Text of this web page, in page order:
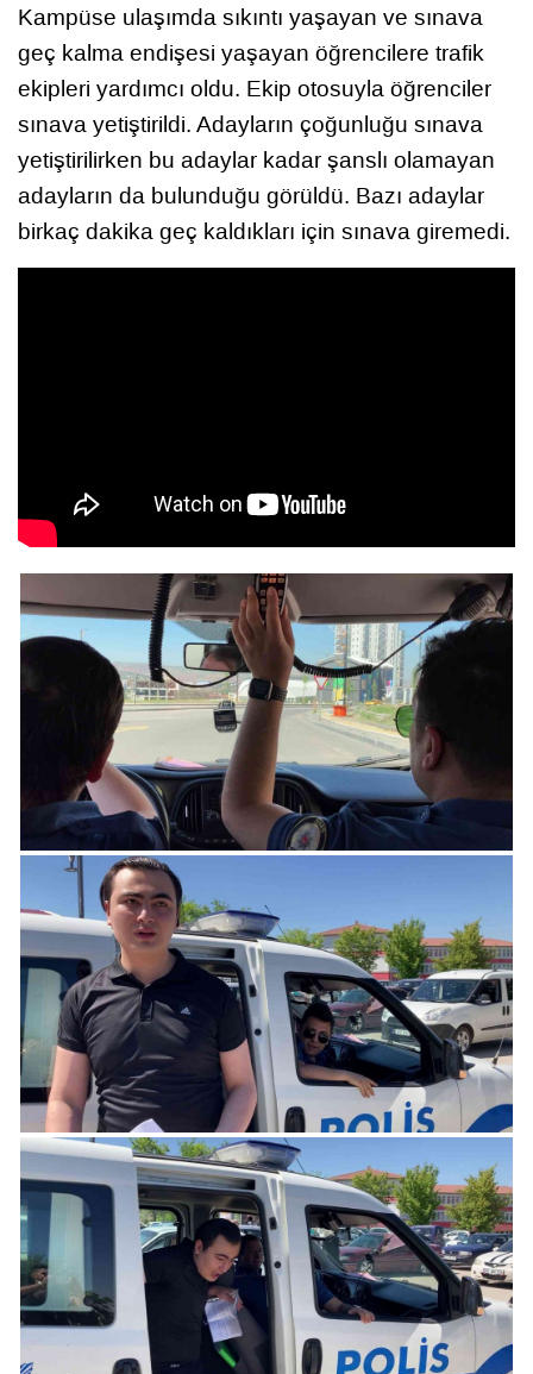
Kampüse ulaşımda sıkıntı yaşayan ve sınava
geç kalma endişesi yaşayan öğrencilere trafik
ekipleri yardımcı oldu. Ekip otosuyla öğrenciler
sınava yetiştirildi. Adayların çoğunluğu sınava
yetiştirilirken bu adaylar kadar şanslı olamayan
adayların da bulunduğu görüldü. Bazı adaylar
birkaç dakika geç kaldıkları için sınava giremedi.